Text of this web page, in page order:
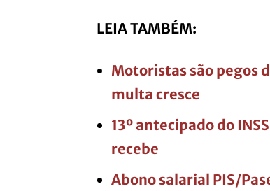
LEIA TAMBÉM:
Motoristas são pegos
multa cresce
13º antecipado do
recebe
Abono salarial PIS/